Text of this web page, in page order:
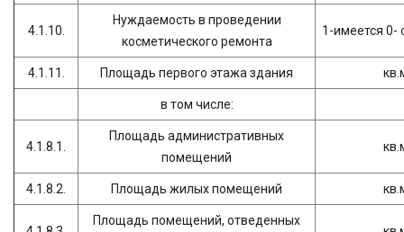
4.1.10.
Нуждаемость в проведении
косметического ремонта
1-имеется 0-
4.1.11. Площадь первого этажа здания
в том числе:
4.1.8.1.
Площадь административных
помещений
4.1.8.2. Площадь жилых помещений
Площадь помещений, отведенных